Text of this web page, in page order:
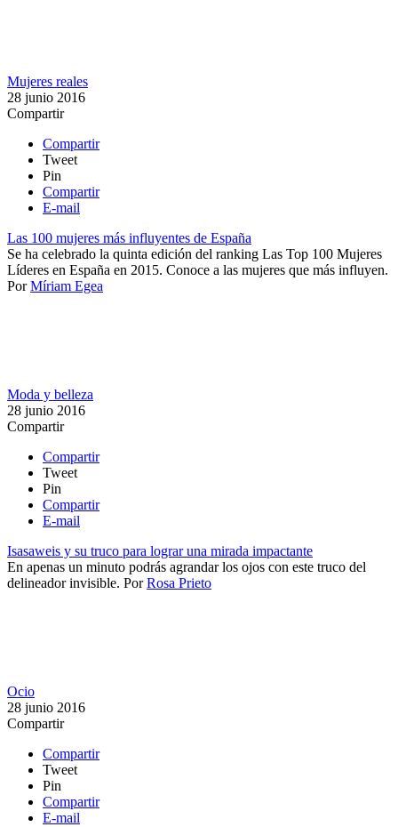
Mujeres reales
28 junio 2016
Compartir
Compartir
Tweet
Pin
Compartir
E-mail
Las 100 mujeres más influyentes de España
​​Se ha celebrado la quinta edición del ranking Las Top 100 Mujeres
Líderes en España en 2015. Conoce a las mujeres que más influyen.
PorMíriam Egea
Moda y belleza
28 junio 2016
Compartir
Compartir
Tweet
Pin
Compartir
E-mail
Isasaweis y su truco para lograr una mirada impactante
​En apenas un minuto podrás agrandar los ojos con este truco del
delineador invisible. PorRosa Prieto
Ocio
28 junio 2016
Compartir
Compartir
Tweet
Pin
Compartir
E-mail